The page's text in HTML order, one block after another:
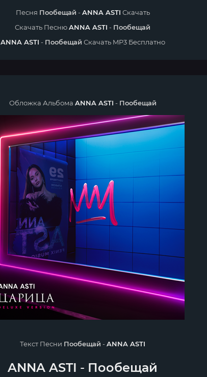
Песня Пообещай -ANNA ASTI Скачать
Скачать ПеснюANNA ASTI - Пообещай
ANNA ASTI - Пообещай Скачать MP3 Бесплатно
Обложка Альбома ANNA ASTI - Пообещай
Текст Песни Пообещай -ANNA ASTI
ANNA ASTI - Пообещай